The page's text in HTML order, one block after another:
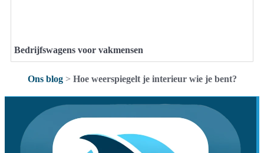
Bedrijfswagens voor vakmensen
Ons blog> Hoe weerspiegelt je interieur wie je bent?